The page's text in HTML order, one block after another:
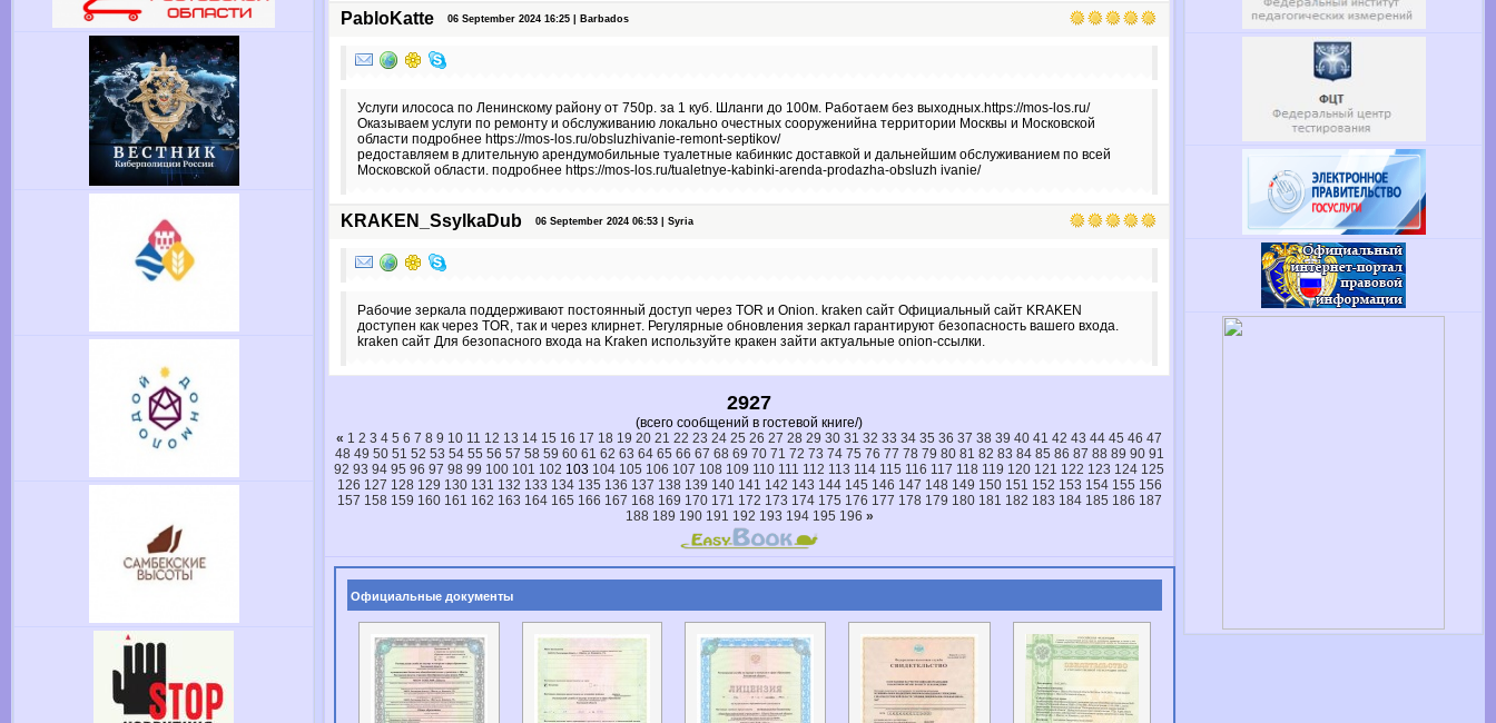
PabloKatte 06 September 2024 16:25 | Barbados
Услуги илососа по Ленинскому району от 750р. за 1 куб. Шланги до 100м. Работаем без выходных.https://mos-los.ru/
Оказываем услуги по ремонту и обслуживанию локально очестных сооруженийна территории Москвы и Московской
области подробнее https://mos-los.ru/obsluzhivanie-remont-septikov/
редоставляем в длительную арендумобильные туалетные кабинкис доставкой и дальнейшим обслуживанием по всей
Московской области. подробнее https://mos-los.ru/tualetnye-kabinki-arenda-prodazha-obsluzh ivanie/
KRAKEN_SsylkaDub 06 September 2024 06:53 | Syria
Рабочие зеркала поддерживают постоянный доступ через TOR и Onion. kraken сайт Официальный сайт KRAKEN
доступен как через TOR, так и через клирнет. Регулярные обновления зеркал гарантируют безопасность вашего входа.
kraken сайт Для безопасного входа на Kraken используйте кракен зайти актуальные onion-ссылки.
2927
(всего сообщений в гостевой книге/)
« 1 2 3 4 5 6 7 8 9 10 11 12 13 14 15 16 17 18 19 20 21 22 23 24 25 26 27 28 29 30 31 32 33 34 35 36 37 38 39 40 41 42 43 44 45 46 47
48 49 50 51 52 53 54 55 56 57 58 59 60 61 62 63 64 65 66 67 68 69 70 71 72 73 74 75 76 77 78 79 80 81 82 83 84 85 86 87 88 89 90 91
92 93 94 95 96 97 98 99 100 101 102 103 104 105 106 107 108 109 110 111 112 113 114 115 116 117 118 119 120 121 122 123 124 125
126 127 128 129 130 131 132 133 134 135 136 137 138 139 140 141 142 143 144 145 146 147 148 149 150 151 152 153 154 155 156
157 158 159 160 161 162 163 164 165 166 167 168 169 170 171 172 173 174 175 176 177 178 179 180 181 182 183 184 185 186 187
188 189 190 191 192 193 194 195 196 »
Официальные документы